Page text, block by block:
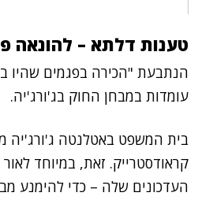
טענות דלתא – להונאה
הנתבעת "הכירה בפגמים שהיו
עומדות במבחן החוק בג'ורג'יה.
בית המשפט באטלנטה ג'ורג'יה
קראודסטרייק. זאת, במיוחד
העדכונים שלה – כדי להימנע